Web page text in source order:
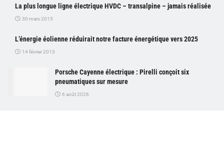
La plus longue ligne électrique HVDC – transalpine – jamais réalisée
30 mars 2015
L’énergie éolienne réduirait notre facture énergétique vers 2025
14 février 2013
Porsche Cayenne électrique : Pirelli conçoit six
pneumatiques sur mesure
6 août 2026